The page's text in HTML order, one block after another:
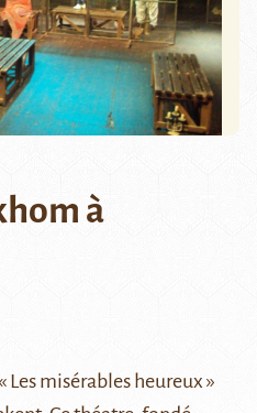
à
misérables heureux »